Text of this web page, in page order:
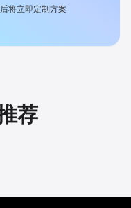
将立即定制方案
荐